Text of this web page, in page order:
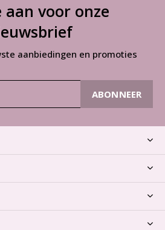
aan voor onze
aanbiedingen en promoties
ABONNEER